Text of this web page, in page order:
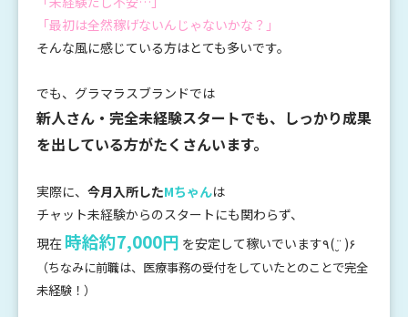
「最初は全然稼げないんじゃないかな？」
そんな風に感じている方はとても多いです。
でも、グラマラスブランドでは
新人さん・完全未経験スタートでも、しっかり成果
を出している方がたくさんいます。
実際に、 今月入所したMちゃんは
チャット未経験からのスタートにも関わらず、
現在 時給約7,000円 を安定して稼いでいます٩( ¨̮ )۶
（ちなみに前職は、医療事務の受付をしていたとのことで完全
未経験！）